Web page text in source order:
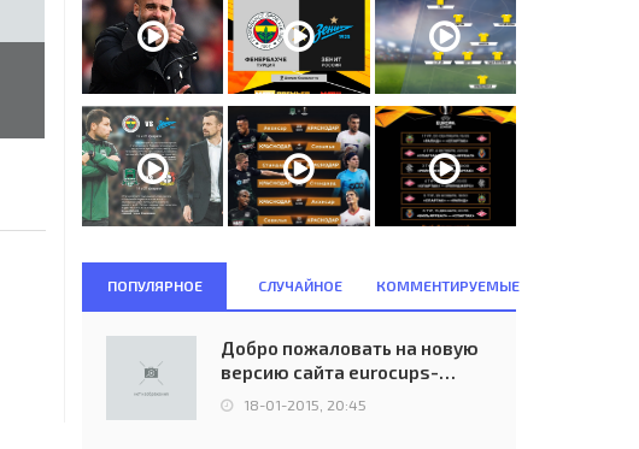
43. Sparta Praha (TCH) - AIK
Solna (SWE) 2:0..
29-сен, 20:15
150. Bayern M&#252;nchen
(GER) - Helsingborgs IF (SWE)
0:0..24-окт, 22:45
ПОПУЛЯРНОЕ СЛУЧАЙНОЕ КОММЕНТИРУЕМЫЕ
Добро пожаловать на новую
версию сайта eurocups-
uefa.ru
18-01-2015, 20:45